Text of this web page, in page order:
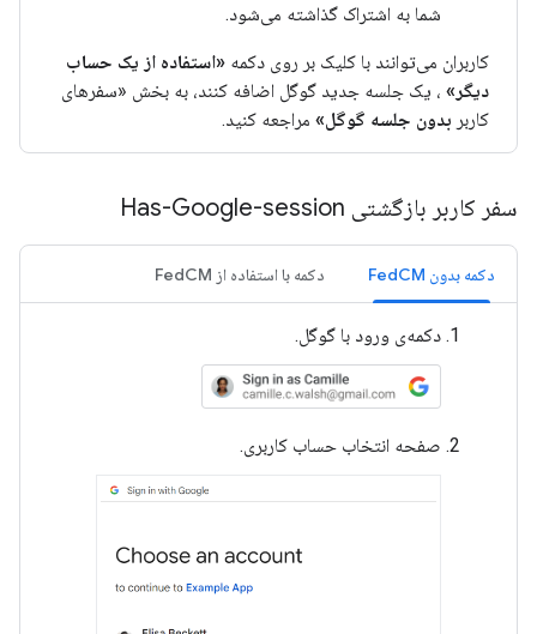
شما به اشتراک گذاشته می‌شود.
کاربران می‌توانند با کلیک بر روی دکمه «استفاده از یک حساب
دیگر» ، یک جلسه جدید گوگل اضافه کنند، به بخش «سفرهای
کاربر بدون جلسه گوگل» مراجعه کنید.
سفر کاربر بازگشتی Has-Google-session
دکمه بدون FedCM دکمه با استفاده از FedCM
دکمه‌ی ورود با گوگل.
صفحه انتخاب حساب کاربری.